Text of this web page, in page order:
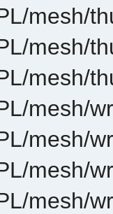
mesh/
mesh/
mesh/
mesh/
mesh/
mesh/
mesh/